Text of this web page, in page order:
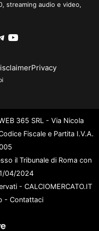
streaming audio e video,
YouTube
Privacy
365 SRL - Via Nicola
Fiscale e Partita I.V.A.
il Tribunale di Roma con
04/2024
- CALCIOMERCATO.IT
- Contattaci